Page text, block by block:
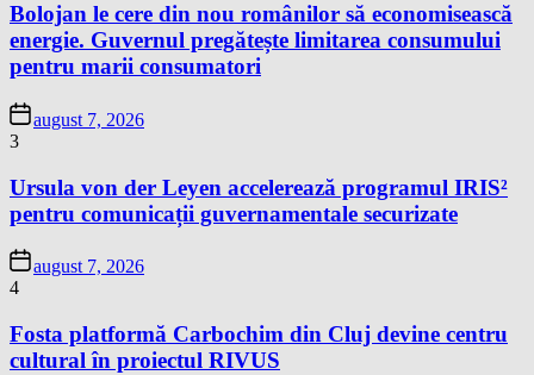
Bolojan le cere din nou românilor să economisească
energie. Guvernul pregătește limitarea consumului
pentru marii consumatori
august 7, 2026
3
Ursula von der Leyen accelerează programul IRIS²
pentru comunicații guvernamentale securizate
august 7, 2026
4
Fosta platformă Carbochim din Cluj devine centru
cultural în proiectul RIVUS